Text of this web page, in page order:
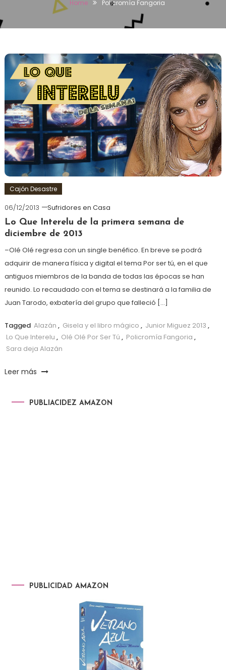
Home Policromía Fangoria
Cajón Desastre
06/12/2013
Sufridores en Casa
Lo Que Interelu de la primera semana de
diciembre de 2013
–Olé Olé regresa con un single benéfico. En breve se podrá
adquirir de manera física y digital el tema Por ser tú, en el que
antiguos miembros de la banda de todas las épocas se han
reunido. Lo recaudado con el tema se destinará a la familia de
Juan Tarodo, exbatería del grupo que falleció […]
Tagged Alazán , Gisela y el libro mágico , Junior Miguez 2013 ,
Lo Que Interelu , Olé Olé Por Ser Tú , Policromía Fangoria ,
Sara deja Alazán
Leer más
PUBLIACIDEZ AMAZON
PUBLICIDAD AMAZON